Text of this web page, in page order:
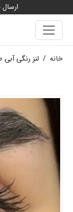
خانه / لنز رنگی